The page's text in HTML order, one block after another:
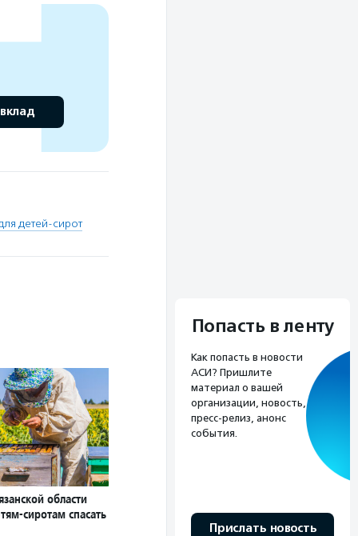
детей-сирот
области
сиротам спасать
Попасть в ленту
Как попасть в новости
АСИ? Пришлите
материал о вашей
организации, новость,
пресс-релиз, анонс
события.
Прислать новость